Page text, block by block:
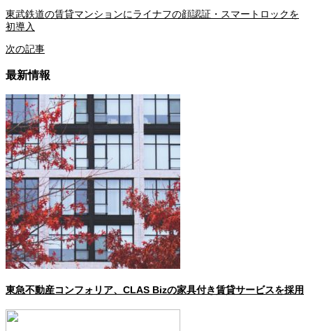
東武鉄道の賃貸マンションにライナフの顔認証・スマートロックを
初導入
次の記事
最新情報
東急不動産コンフォリア、CLAS Bizの家具付き賃貸サービスを採用